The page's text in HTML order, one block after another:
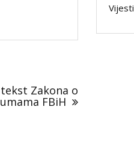
Zakona o
FBiH
Vijesti